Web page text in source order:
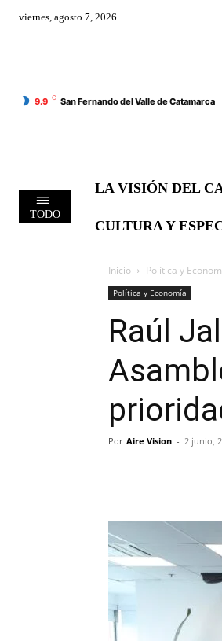
viernes, agosto 7, 2026
9.9 C San Fernando del Valle de Catamarca
TODO
LA VISIÓN DEL
CULTURA Y
Inicio Política y
Política y Economía
Raúl
Por Aire Vision - 2 junio,